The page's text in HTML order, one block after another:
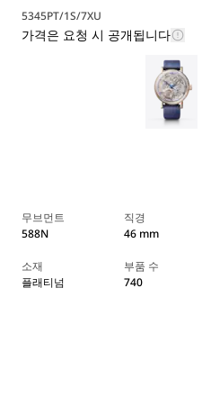
5345PT/1S/7XU
가격은 요청 시 공개됩니다
무브먼트
588N
직경
46 mm
소재
플래티넘
부품 수
740